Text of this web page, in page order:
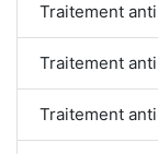
Traitement
Traitement
Traitement